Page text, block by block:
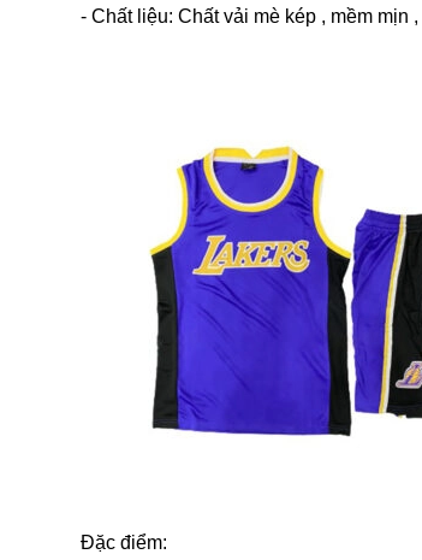
- Chất liệu: Chất vải mè kép , mềm mịn
Đặc điểm: